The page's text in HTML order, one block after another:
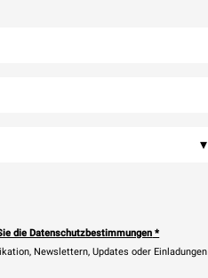
▾
die Datenschutzbestimmungen *
Newslettern, Updates oder Einladungen